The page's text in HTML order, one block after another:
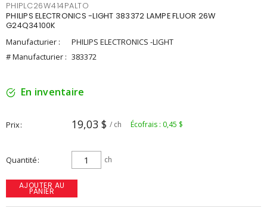
PHIPLC26W414PALTO
PHILIPS ELECTRONICS -LIGHT 383372 LAMPE FLUOR 26W
G24Q34100K
Manufacturier :
PHILIPS ELECTRONICS -LIGHT
# Manufacturier : 383372
En inventaire
Prix 19,03 $ / ch Écofrais : 0,45 $
Quantité ch
AJOUTER AU
PANIER